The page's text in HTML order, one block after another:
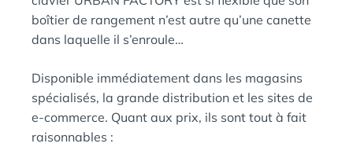
boîtier de rangement n’est autre qu’une canette
dans laquelle il s’enroule…
Disponible immédiatement dans les magasins
spécialisés, la grande distribution et les sites de
e-commerce. Quant aux prix, ils sont tout à fait
raisonnables :